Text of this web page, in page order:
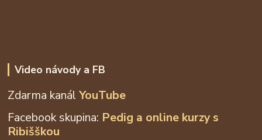
Video návody a FB
Zdarma kanálYouTube
Facebook skupina: Pedig a online kurzy s
Ribišškou